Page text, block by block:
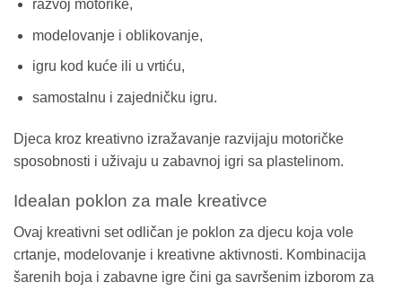
razvoj motorike,
modelovanje i oblikovanje,
igru kod kuće ili u vrtiću,
samostalnu i zajedničku igru.
Djeca kroz kreativno izražavanje razvijaju motoričke
sposobnosti i uživaju u zabavnoj igri sa plastelinom.
Idealan poklon za male kreativce
Ovaj kreativni set odličan je poklon za djecu koja vole
crtanje, modelovanje i kreativne aktivnosti. Kombinacija
šarenih boja i zabavne igre čini ga savršenim izborom za